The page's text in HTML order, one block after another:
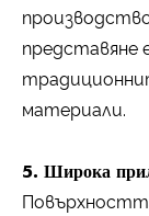
представяне
материали.
5. Широка